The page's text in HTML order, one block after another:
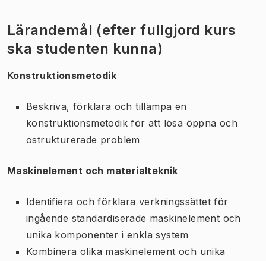
Lärandemål (efter fullgjord kurs
ska studenten kunna)
Konstruktionsmetodik
Beskriva, förklara och tillämpa en
konstruktionsmetodik för att lösa öppna och
ostrukturerade problem
Maskinelement och materialteknik
Identifiera och förklara verkningssättet för
ingående standardiserade maskinelement och
unika komponenter i enkla system
Kombinera olika maskinelement och unika